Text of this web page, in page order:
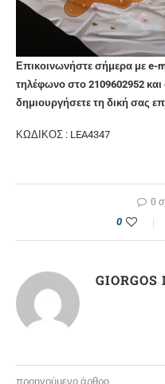
Επικοινωνήστε σήμερα με e-
τηλέφωνο στο 2109602952
δημιουργήσετε τη δική σας
ΚΩΔΙΚΟΣ : LEA4347
0
0
GIORGOS
προηγούμενο άρθρο